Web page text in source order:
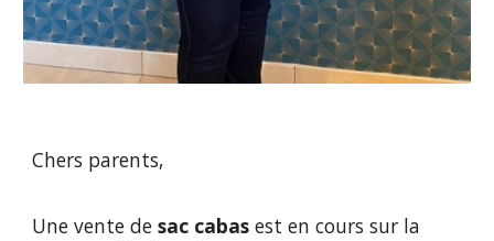
Chers parents,
Une vente desac cabas est en cours sur la